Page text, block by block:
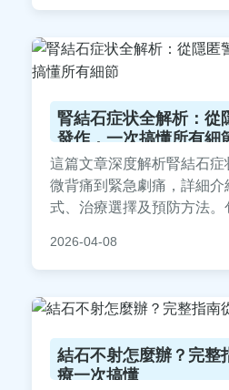
腎結石症状全解析：從
發作，一次搞懂所有細
這篇文章深度解析腎結石
微背痛到緊急劇痛，詳細
式、治療選擇及預防方法。
避免延誤就醫。
2026-04-08
結石不射怎麼辦？完整
療一次搞懂